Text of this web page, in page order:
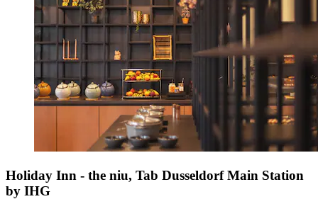
Holiday Inn - the niu, Tab Dusseldorf Main Station
by IHG